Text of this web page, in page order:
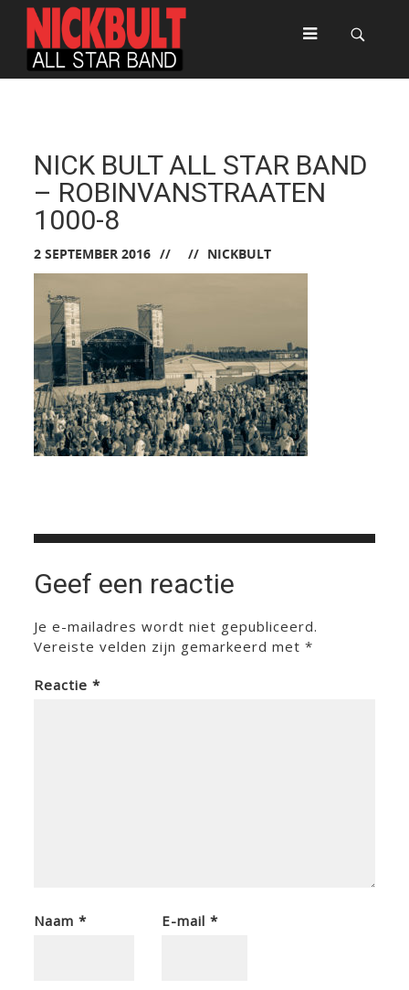
NICK BULT ALL STAR BAND
– ROBINVANSTRAATEN
1000-8
2 SEPTEMBER 2016 NICKBULT
Geef een reactie
Je e-mailadres wordt niet gepubliceerd.
Vereiste velden zijn gemarkeerd met*
Reactie*
Naam* E-mail *